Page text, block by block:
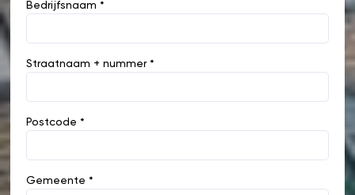
Bedrijfsnaam *
Straatnaam + nummer *
Postcode *
Gemeente *